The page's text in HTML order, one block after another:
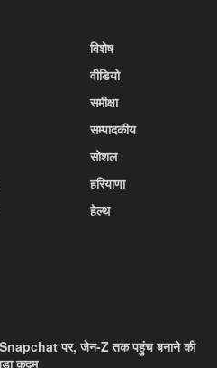
विशेष
वीडियो
समीक्षा
सम्पादकीय
सोशल
हरियाणा
हेल्थ
Snapchat पर, जेन-Z तक पहुंच बनाने की
कदम